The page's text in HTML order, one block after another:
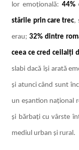
lor emoțională: 44%
stările prin care trec,
erau; 32% dintre
ceea ce cred ceilalți
slabi dacă își arată
și atunci când sunt
un eșantion național
și bărbați cu vârste
mediul urban și rural.